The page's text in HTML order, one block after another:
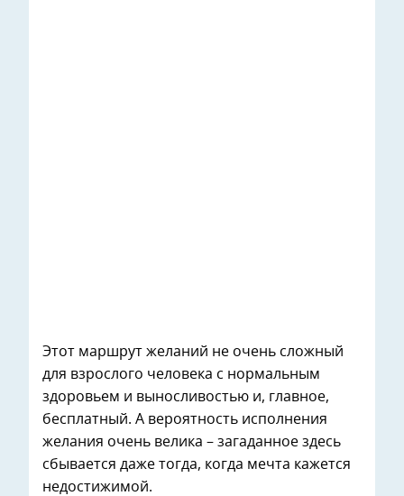
Этот маршрут желаний не очень сложный
для взрослого человека с нормальным
здоровьем и выносливостью и, главное,
бесплатный. А вероятность исполнения
желания очень велика – загаданное здесь
сбывается даже тогда, когда мечта кажется
недостижимой.